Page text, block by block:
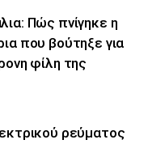
Πώς πνίγηκε η
που βούτηξε για
φίλη της
ρεύματος